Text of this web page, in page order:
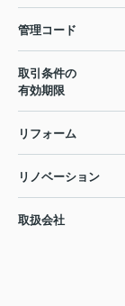
管理コード
取引条件の
有効期限
リフォーム
リノベーション
取扱会社